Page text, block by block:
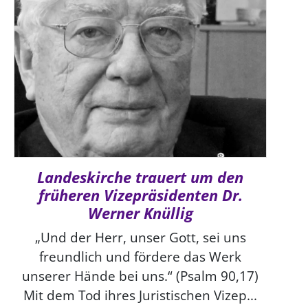
Landeskirche trauert um den
früheren Vizepräsidenten Dr.
Werner Knüllig
„Und der Herr, unser Gott, sei uns
freundlich und fördere das Werk
unserer Hände bei uns.“ (Psalm 90,17)
Mit dem Tod ihres Juristischen Vizep...